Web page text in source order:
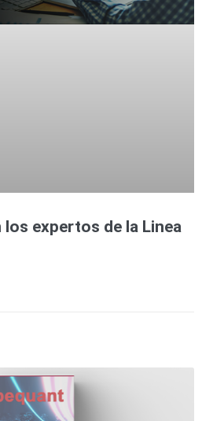
los expertos de la Linea